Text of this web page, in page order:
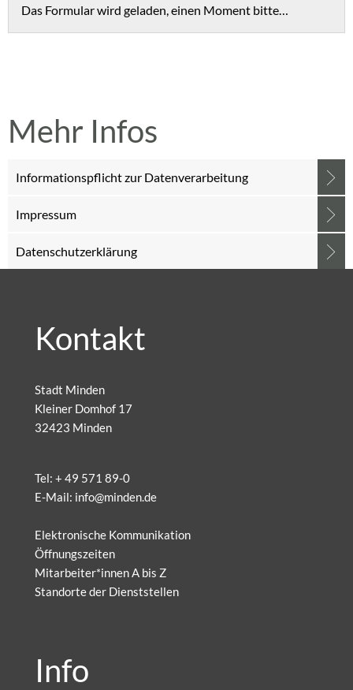
Das Formular wird geladen, einen Moment bitte…
Mehr Infos
Informationspflicht zur Datenverarbeitung
Impressum
Datenschutzerklärung
Kontakt
Stadt Minden
Kleiner Domhof 17
32423 Minden
Tel: + 49 571 89-0
E-Mail: info@minden.de
Elektronische Kommunikation
Öffnungszeiten
Mitarbeiter*innen A bis Z
Standorte der Dienststellen
Info